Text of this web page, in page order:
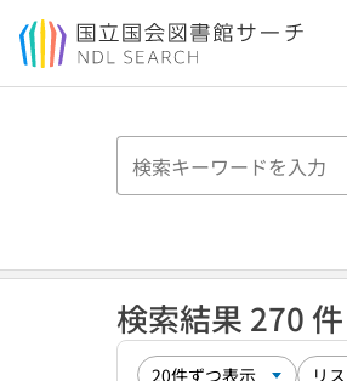
本文へ移動
検索結果 270 件